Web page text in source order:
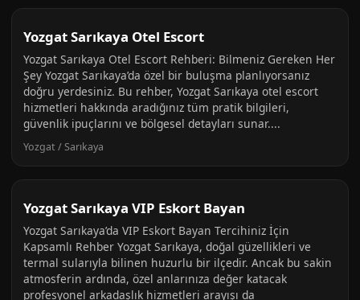
Yozgat Sarıkaya Otel Escort
Yozgat Sarıkaya Otel Escort Rehberi: Bilmeniz Gereken Her
Şey Yozgat Sarıkaya’da özel bir buluşma planlıyorsanız
doğru yerdesiniz. Bu rehber, Yozgat Sarıkaya otel escort
hizmetleri hakkında aradığınız tüm pratik bilgileri,
güvenlik ipuçlarını ve bölgesel detayları sunar....
Yozgat / Sarıkaya
Yozgat Sarıkaya VIP Eskort Bayan
Yozgat Sarıkaya’da VIP Eskort Bayan Tercihiniz İçin
Kapsamlı Rehber Yozgat Sarıkaya, doğal güzellikleri ve
termal sularıyla bilinen huzurlu bir ilçedir. Ancak bu sakin
atmosferin ardında, özel anlarınıza değer katacak
profesyonel arkadaşlık hizmetleri arayışı da